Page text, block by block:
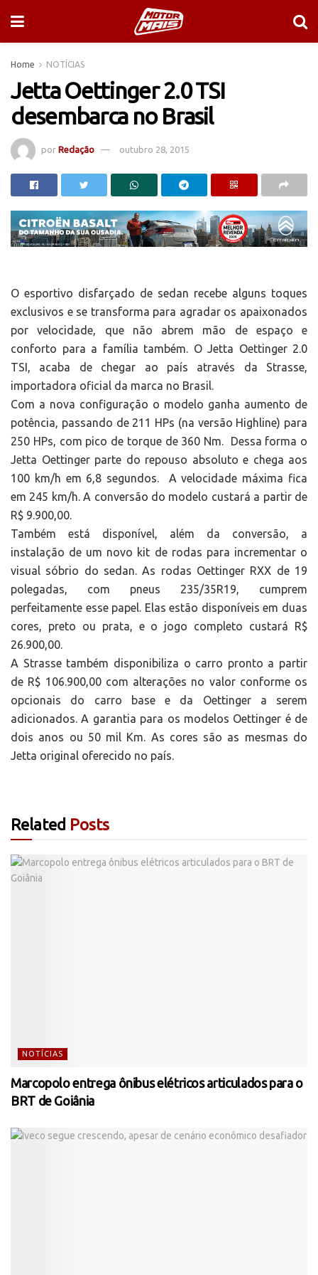
Home NOTÍCIAS
Jetta Oettinger 2.0 TSI
desembarca no Brasil
por Redação outubro 28, 2015
O esportivo disfarçado de sedan recebe alguns toques
exclusivos e se transforma para agradar os apaixonados
por velocidade, que não abrem mão de espaço e
conforto para a família também. O Jetta Oettinger 2.0
TSI, acaba de chegar ao país através da Strasse,
importadora oficial da marca no Brasil.
Com a nova configuração o modelo ganha aumento de
potência, passando de 211 HPs (na versão Highline) para
250 HPs, com pico de torque de 360 Nm. Dessa forma o
Jetta Oettinger parte do repouso absoluto e chega aos
100 km/h em 6,8 segundos. A velocidade máxima fica
em 245 km/h. A conversão do modelo custará a partir de
R$ 9.900,00.
Também está disponível, além da conversão, a
instalação de um novo kit de rodas para incrementar o
visual sóbrio do sedan. As rodas Oettinger RXX de 19
polegadas, com pneus 235/35R19, cumprem
perfeitamente esse papel. Elas estão disponíveis em duas
cores, preto ou prata, e o jogo completo custará R$
26.900,00.
A Strasse também disponibiliza o carro pronto a partir
de R$ 106.900,00 com alterações no valor conforme os
opcionais do carro base e da Oettinger a serem
adicionados. A garantia para os modelos Oettinger é de
dois anos ou 50 mil Km. As cores são as mesmas do
Jetta original oferecido no país.
Related Posts
NOTÍCIAS
Marcopolo entrega ônibus elétricos articulados para o
BRT de Goiânia